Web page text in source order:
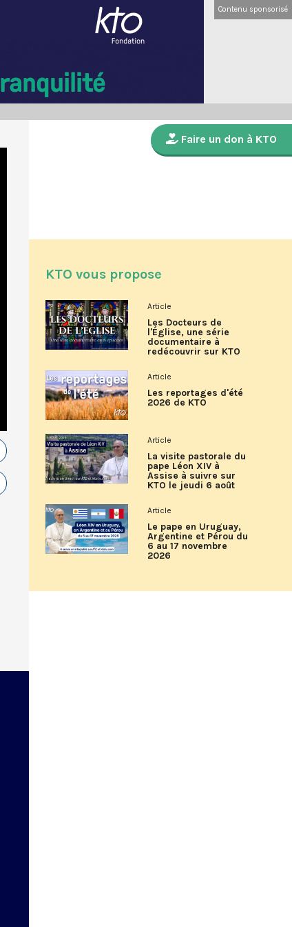
Contenu sponsorisé
Faire un don à KTO
KTO vous propose
Article
Les Docteurs de
l'Église, une série
documentaire à
redécouvrir sur KTO
Article
Les reportages d'été
2026 de KTO
Article
La visite pastorale du
pape Léon XIV à
Assise à suivre sur
KTO le jeudi 6 août
Article
Le pape en Uruguay,
Argentine et Pérou du
6 au 17 novembre
2026